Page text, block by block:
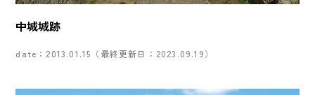
中城城跡
date：2013.01.15（最終更新日：2023.09.19）